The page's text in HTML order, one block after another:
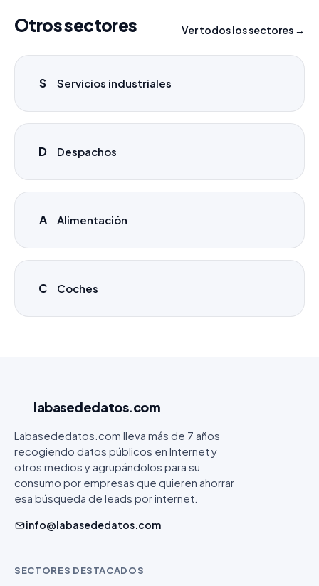
Otros sectores Ver todos los sectores →
S Servicios industriales
D Despachos
A Alimentación
C Coches
labasededatos.com
Labasededatos.com lleva más de 7 años
recogiendo datos públicos en Internet y
otros medios y agrupándolos para su
consumo por empresas que quieren ahorrar
esa búsqueda de leads por internet.
info@labasededatos.com
SECTORES DESTACADOS